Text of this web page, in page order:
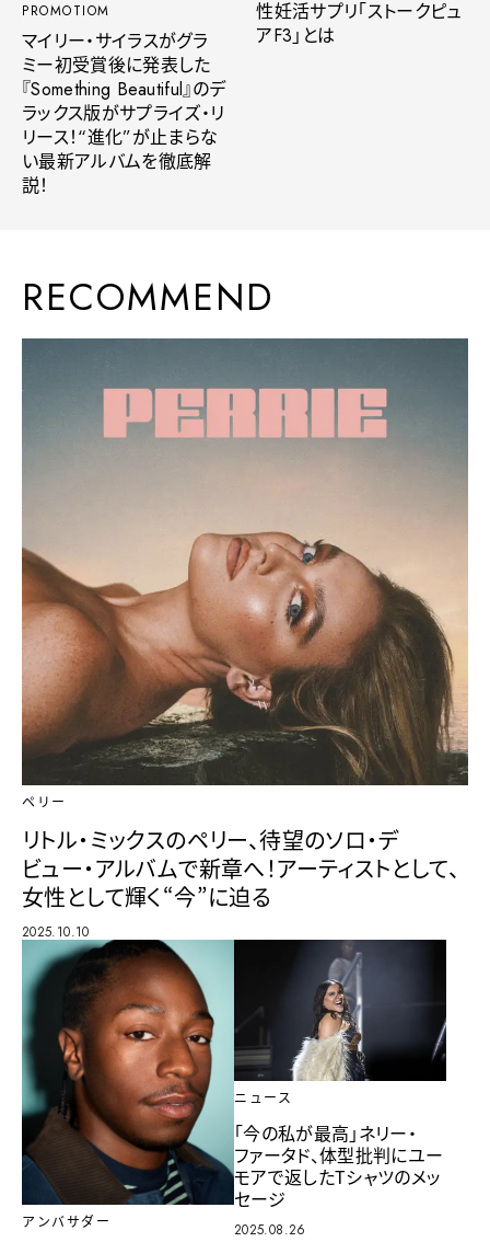
PROMOTIOM
マイリー・サイラスがグラ
ミー初受賞後に発表した
『Something Beautiful』のデ
ラックス版がサプライズ・リ
リース！“進化”が止まらな
い最新アルバムを徹底解
説！
性妊活サプリ「ストークピュ
アF3」とは
RECOMMEND
ペリー
リトル・ミックスのペリー、待望のソロ・デ
ビュー・アルバムで新章へ！アーティストとして、
女性として輝く“今”に迫る
2025.10.10
アンバサダー
ニュース
「今の私が最高」ネリー・
ファータド、体型批判にユー
モアで返したTシャツのメッ
セージ
2025.08.26